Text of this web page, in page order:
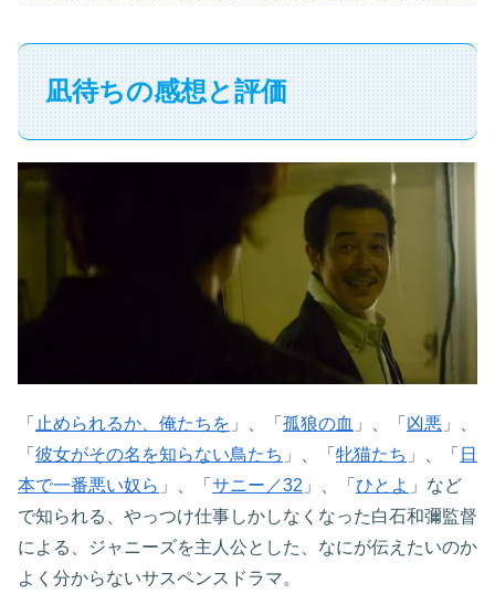
凪待ちの感想と評価
「 止められるか、俺たちを 」、「 孤狼の血 」、「 凶悪 」、
「 彼女がその名を知らない鳥たち 」、「 牝猫たち 」、「 日
本で一番悪い奴ら 」、「 サニー／32 」、「 ひとよ 」など
で知られる、やっつけ仕事しかしなくなった白石和彌監督
による、ジャニーズを主人公とした、なにが伝えたいのか
よく分からないサスペンスドラマ。